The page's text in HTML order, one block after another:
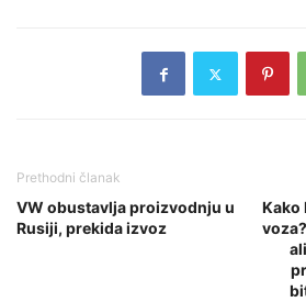
Prethodni članak
VW obustavlja proizvodnju u
Rusiji, prekida izvoz
Kako